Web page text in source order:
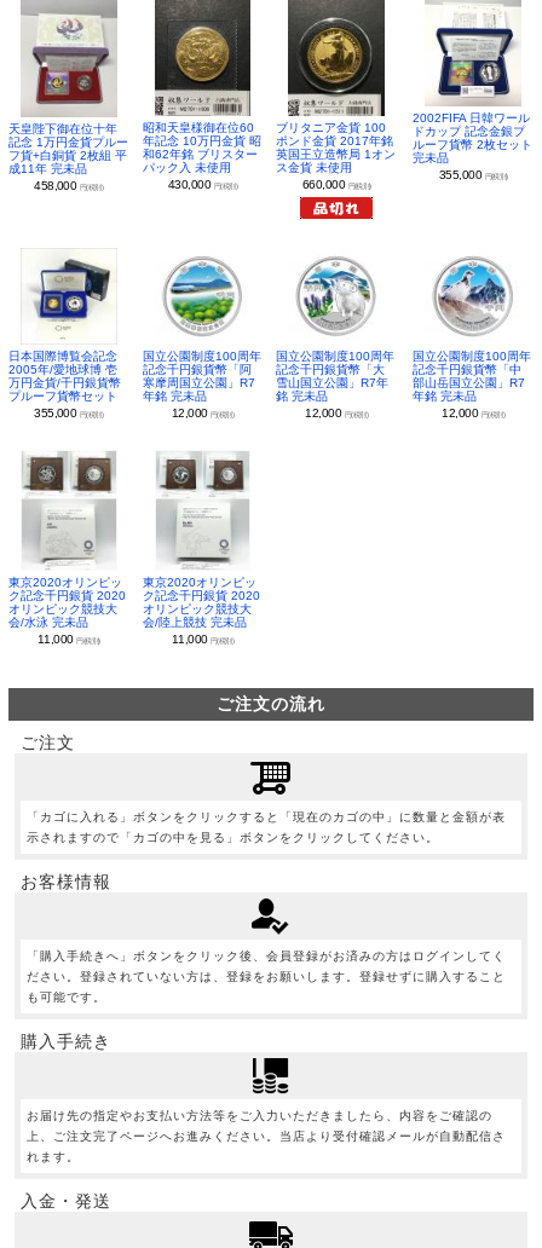
天皇陛下御在位十年
記念 1万円金貨プルー
フ貨+白銅貨 2枚組 平
成11年 完未品
458,000 円(税別)
昭和天皇様御在位60
年記念 10万円金貨 昭
和62年銘 ブリスター
パック入 未使用
430,000 円(税別)
ブリタニア金貨 100
ポンド金貨 2017年銘
英国王立造幣局 1オン
ス金貨 未使用
660,000 円(税別)
2002FIFA 日韓ワール
ドカップ 記念金銀プ
ルーフ貨幣 2枚セット
完未品
355,000 円(税別)
日本国際博覧会記念
2005年/愛地球博 壱
万円金貨/千円銀貨幣
プルーフ貨幣セット
355,000 円(税別)
国立公園制度100周年
記念千円銀貨幣「阿
寒摩周国立公園」R7
年銘 完未品
12,000 円(税別)
国立公園制度100周年
記念千円銀貨幣「大
雪山国立公園」R7年
銘 完未品
12,000 円(税別)
国立公園制度100周年
記念千円銀貨幣「中
部山岳国立公園」R7
年銘 完未品
12,000 円(税別)
東京2020オリンピッ
ク記念千円銀貨 2020
オリンピック競技大
会/水泳 完未品
11,000円(税別)
東京2020オリンピッ
ク記念千円銀貨 2020
オリンピック競技大
会/陸上競技 完未品
11,000 円(税別)
ご注文の流れ
ご注文
「カゴに入れる」ボタンをクリックすると「現在のカゴの中」に数量と金額が表
示されますので「カゴの中を見る」ボタンをクリックしてください。
お客様情報
「購入手続きへ」ボタンをクリック後、会員登録がお済みの方はログインしてく
ださい。登録されていない方は、登録をお願いします。登録せずに購入すること
も可能です。
購入手続き
お届け先の指定やお支払い方法等をご入力いただきましたら、内容をご確認の
上、ご注文完了ページへお進みください。当店より受付確認メールが自動配信さ
れます。
入金・発送